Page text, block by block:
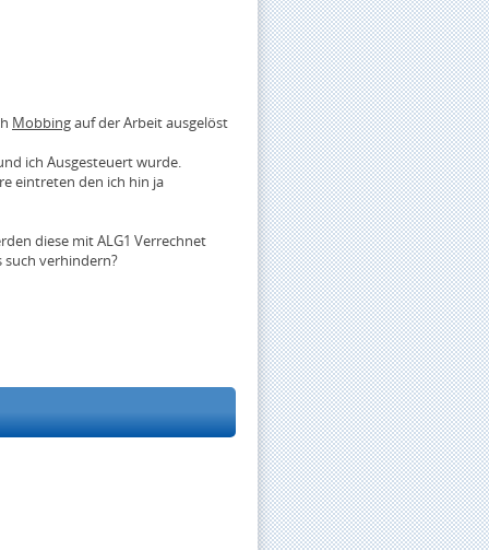
Mobbingauf der Arbeit ausgelöst
ich Ausgesteuert wurde.
eintreten den ich hin ja
diese mit ALG1 Verrechnet
such verhindern?